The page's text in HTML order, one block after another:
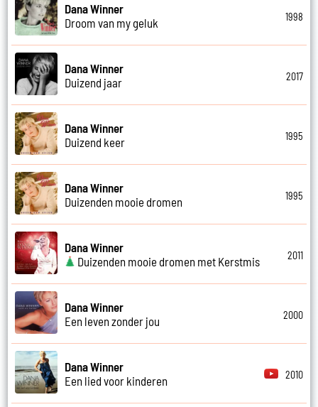
Dana Winner
Droom van my geluk
1998
Dana Winner
Duizend jaar
2017
Dana Winner
Duizend keer
1995
Dana Winner
Duizenden mooie dromen
1995
Dana Winner
Duizenden mooie dromen met Kerstmis
2011
Dana Winner
Een leven zonder jou
2000
Dana Winner
Een lied voor kinderen
2010